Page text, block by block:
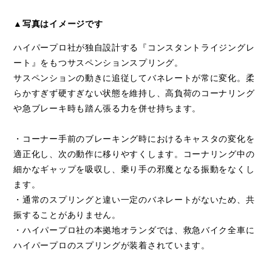
▲写真はイメージです
ハイパープロ社が独自設計する『コンスタントライジングレ
ート』をもつサスペンションスプリング。
サスペンションの動きに追従してバネレートが常に変化。柔
らかすぎず硬すぎない状態を維持し、高負荷のコーナリング
や急ブレーキ時も踏ん張る力を併せ持ちます。
・コーナー手前のブレーキング時におけるキャスタの変化を
適正化し、次の動作に移りやすくします。コーナリング中の
細かなギャップを吸収し、乗り手の邪魔となる振動をなくし
ます。
・通常のスプリングと違い一定のバネレートがないため、共
振することがありません。
・ハイパープロ社の本拠地オランダでは、救急バイク全車に
ハイパープロのスプリングが装着されています。